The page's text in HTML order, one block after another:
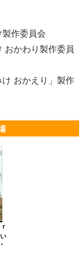
作委員会
おかわり製作委員
おかえり」製作